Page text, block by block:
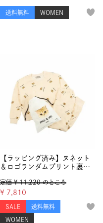
送料無料 WOMEN
【ラッピング済み】ヌネット
＆ロゴランダムプリント裏毛
定価 ¥ 11,220 のところ
¥ 7,810
SALE 送料無料
WOMEN